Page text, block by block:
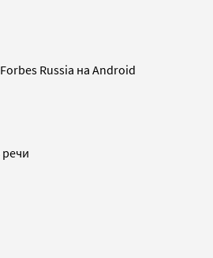
Russia на Android
речи